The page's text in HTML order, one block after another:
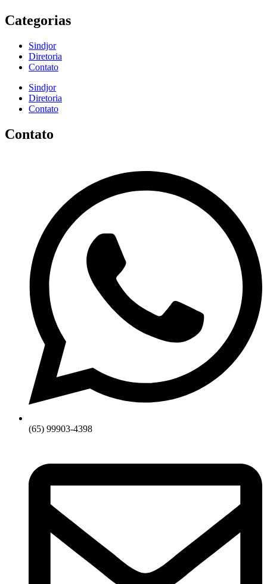
Categorias
Sindjor
Diretoria
Contato
Sindjor
Diretoria
Contato
Contato
(65) 99903-4398